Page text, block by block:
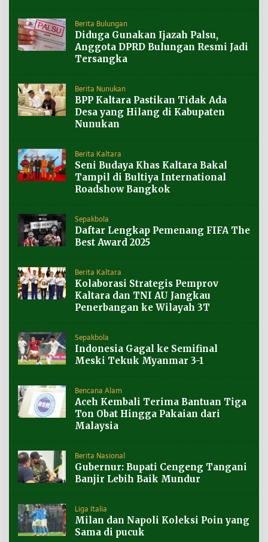
Berita Bulungan
Diduga Gunakan Ijazah Palsu,
Anggota DPRD Bulungan Resmi Jadi
Tersangka
Berita Nunukan
BPP Kaltara Pastikan Tidak Ada
Desa yang Hilang di Kabupaten
Nunukan
Berita Kaltara
Seni Budaya Khas Kaltara Bakal
Tampil di Bultiya International
Roadshow Bangkok
Sepakbola
Daftar Lengkap Pemenang FIFA The
Best Award 2025
Berita Kaltara
Kolaborasi Strategis Pemprov
Kaltara dan TNI AU Jangkau
Penerbangan ke Wilayah 3T
Sepakbola
Indonesia Gagal ke Semifinal
Meski Tekuk Myanmar 3-1
Bencana Alam
Aceh Kembali Terima Bantuan Tiga
Ton Obat Hingga Pakaian dari
Malaysia
Berita Nasional
Gubernur: Bupati Cengeng Tangani
Banjir Lebih Baik Mundur
Liga Italia
Milan dan Napoli Koleksi Poin yang
Sama di pucuk